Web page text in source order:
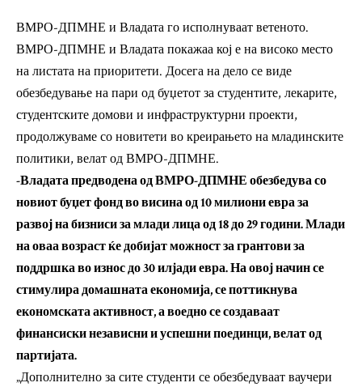
ВМРО-ДПМНЕ и Владата го исполнуваат ветеното.
ВМРО-ДПМНЕ и Владата покажаа кој е на високо место
на листата на приоритети. Досега на дело се виде
обезбедување на пари од буџетот за студентите, лекарите,
студентските домови и инфраструктурни проекти,
продолжуваме со новитети во креирањето на младинските
политики, велат од ВМРО-ДПМНЕ.
-Владата предводена од ВМРО-ДПМНЕ обезбедува со
новиот буџет фонд во висина од 10 милиони евра за
развој на бизниси за млади лица од 18 до 29 години. Млади
на оваа возраст ќе добијат можност за грантови за
поддршка во износ до 30 илјади евра. На овој начин се
стимулира домашната економија, се поттикнува
економската активност, а воедно се создаваат
финансиски независни и успешни поединци, велат од
партијата.
„Дополнително за сите студенти се обезбедуваат ваучери